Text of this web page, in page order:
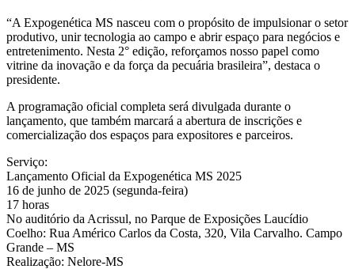
“A Expogenética MS nasceu com o propósito de impulsionar o setor
produtivo, unir tecnologia ao campo e abrir espaço para negócios e
entretenimento. Nesta 2° edição, reforçamos nosso papel como
vitrine da inovação e da força da pecuária brasileira”, destaca o
presidente.
A programação oficial completa será divulgada durante o
lançamento, que também marcará a abertura de inscrições e
comercialização dos espaços para expositores e parceiros.
Serviço:
Lançamento Oficial da Expogenética MS 2025
16 de junho de 2025 (segunda-feira)
17 horas
No auditório da Acrissul, no Parque de Exposições Laucídio
Coelho: Rua Américo Carlos da Costa, 320, Vila Carvalho. Campo
Grande – MS
Realização: Nelore-MS